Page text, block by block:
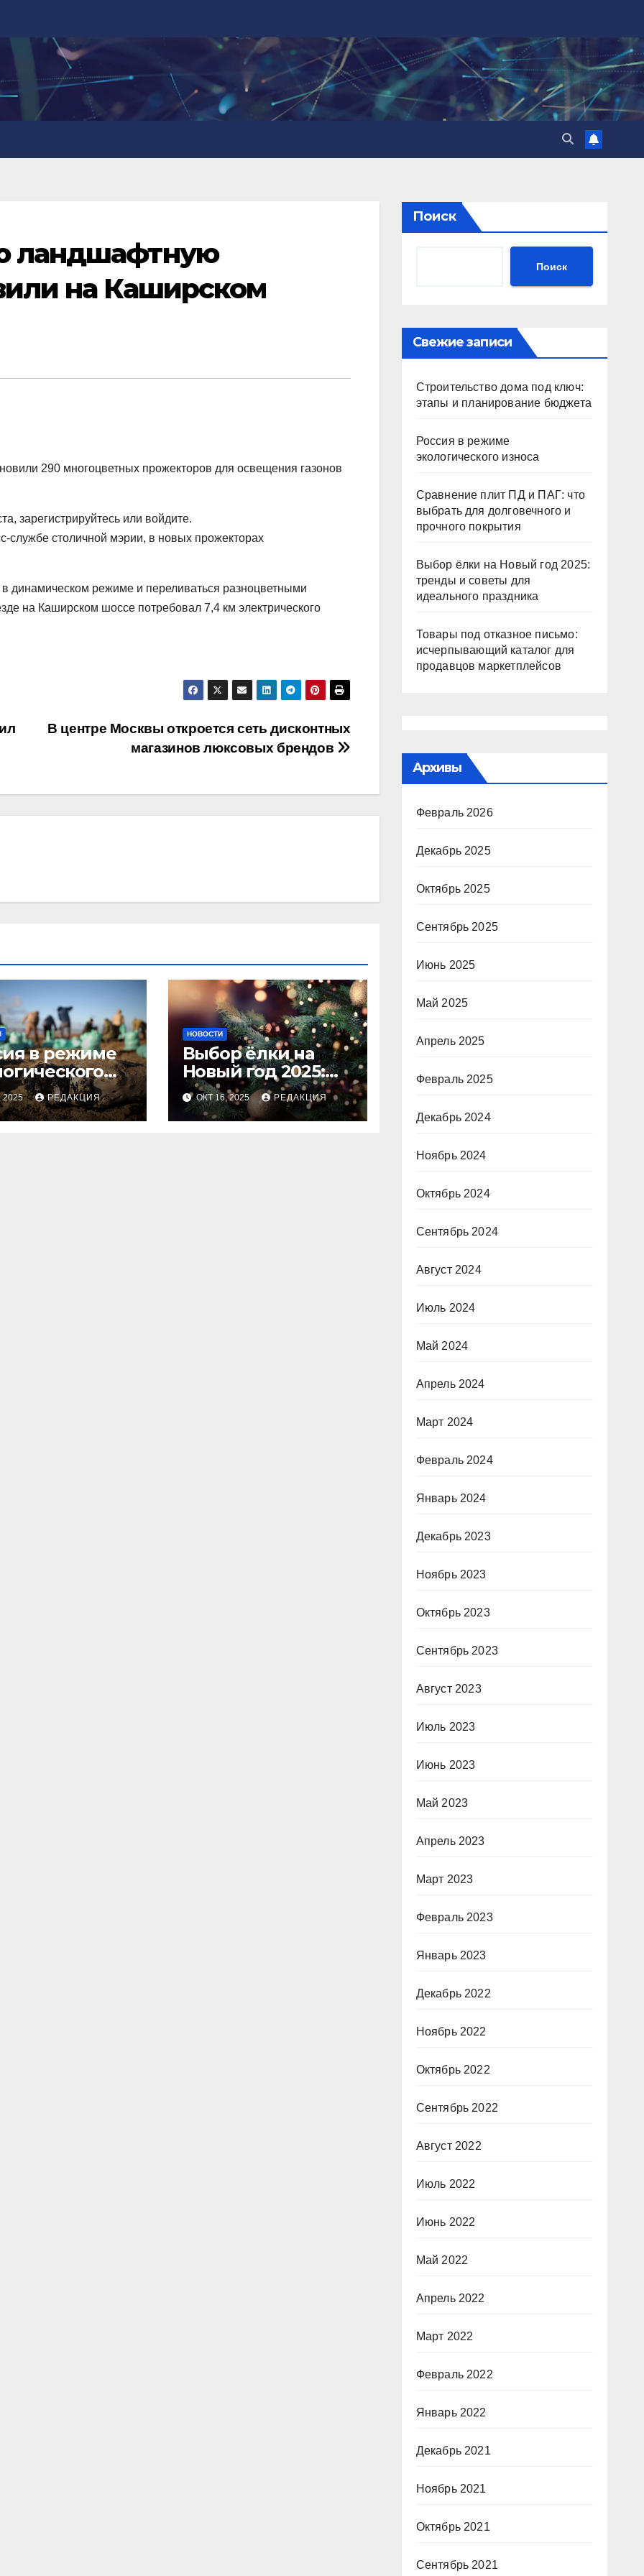
ландшафтную
на Каширском
290 многоцветных прожекторов для освещения газонов
зарегистрируйтесь или войдите.
службе столичной мэрии, в новых прожекторах
в динамическом режиме и переливаться разноцветными
на Каширском шоссе потребовал 7,4 км электрического
В центре Москвы откроется сеть дисконтных
магазинов люксовых брендов
в режиме
2025 РЕДАКЦИЯ
НОВОСТИ
Выбор ёлки на
Новый год 2025:
тренды и советы
для идеального
праздника
ОКТ 16, 2025 РЕДАКЦИЯ
Поиск
Поиск
Свежие записи
Строительство дома под ключ:
этапы и планирование бюджета
Россия в режиме
экологического износа
Сравнение плит ПД и ПАГ: что
выбрать для долговечного и
прочного покрытия
Выбор ёлки на Новый год 2025:
тренды и советы для
идеального праздника
Товары под отказное письмо:
исчерпывающий каталог для
продавцов маркетплейсов
Архивы
Февраль 2026
Декабрь 2025
Октябрь 2025
Сентябрь 2025
Июнь 2025
Май 2025
Апрель 2025
Февраль 2025
Декабрь 2024
Ноябрь 2024
Октябрь 2024
Сентябрь 2024
Август 2024
Июль 2024
Май 2024
Апрель 2024
Март 2024
Февраль 2024
Январь 2024
Декабрь 2023
Ноябрь 2023
Октябрь 2023
Сентябрь 2023
Август 2023
Июль 2023
Июнь 2023
Май 2023
Апрель 2023
Март 2023
Февраль 2023
Январь 2023
Декабрь 2022
Ноябрь 2022
Октябрь 2022
Сентябрь 2022
Август 2022
Июль 2022
Июнь 2022
Май 2022
Апрель 2022
Март 2022
Февраль 2022
Январь 2022
Декабрь 2021
Ноябрь 2021
Октябрь 2021
Сентябрь 2021